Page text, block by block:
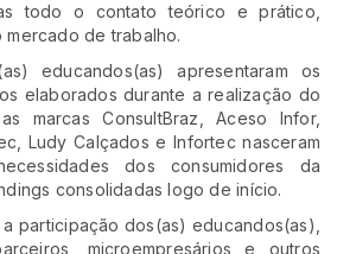
todo o contato teórico e prático,
de trabalho.
educandos(as) apresentaram os
elaborados durante a realização do
marcas ConsultBraz, Aceso Infor,
Ludy Calçados e Infortec nasceram
dos consumidores da
consolidadas logo de início.
participação dos(as) educandos(as),
microempresários e outros